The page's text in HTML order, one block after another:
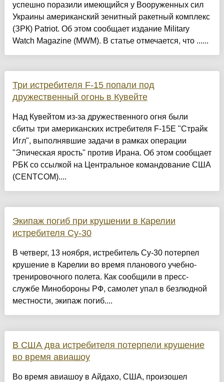
успешно поразили имеющийся у Вооруженных сил
Украины американский зенитный ракетный комплекс
(ЗРК) Patriot. Об этом сообщает издание Military
Watch Magazine (MWM). В статье отмечается, что ......
Три истребителя F-15 попали под
дружественный огонь в Кувейте
Над Кувейтом из-за дружественного огня были
сбиты три американских истребителя F-15E "Страйк
Игл", выполнявшие задачи в рамках операции
"Эпическая ярость" против Ирана. Об этом сообщает
РБК со ссылкой на Центральное командование США
(CENTCOM)....
Экипаж погиб при крушении в Карелии
истребителя Су-30
В четверг, 13 ноября, истребитель Су-30 потерпел
крушение в Карелии во время планового учебно-
тренировочного полета. Как сообщили в пресс-
службе Минобороны РФ, самолет упал в безлюдной
местности, экипаж погиб....
В США два истребителя потерпели крушение
во время авиашоу
Во время авиашоу в Айдахо, США, произошел